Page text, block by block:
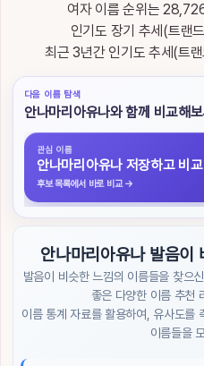
검
색
이
름
검
초
성
명
여자 이름 순위는
인기도 장기 추세(트랜
최근 3년간 인기도 추세(트
다음 이름 탐색
안나마리아유나와 함께 비교해
관심 이름
안나마리아유나 저장하고 비교
후보 목록에서 바로 비교→
안나마리아유나 발음이
발음이 비슷한 느낌의 이름들을 찾으
좋은 다양한 이름 추천
이름 통계 자료를 활용하여, 유사도를
이름들을